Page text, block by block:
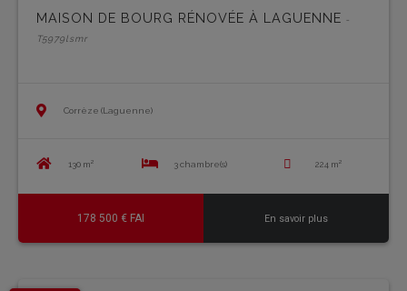
MAISON DE BOURG RÉNOVÉE À LAGUENNE -
T5979lsmr
Corrèze (Laguenne)
130 m² 3 chambre(s) 224 m²
178 500 € FAI En savoir plus